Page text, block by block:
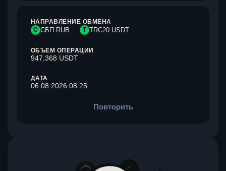
НАПРАВЛЕНИЕ ОБМЕНА
С СБП RUB T TRC20 USDT
ОБЪЕМ ОПЕРАЦИИ
947,368 USDT
ДАТА
06.08.2026 08:25
Повторить